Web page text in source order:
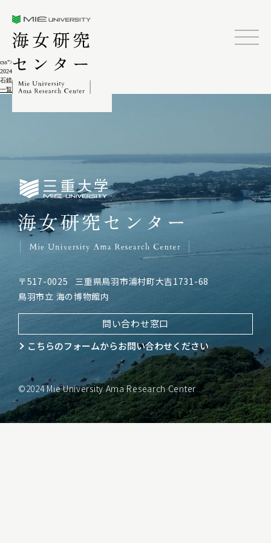
css">
2024.02.04
石鏡かずきおり(潜き下り)5-3
一覧に戻る
三重大学海女研究センター
〒517-0025
三重県鳥羽市浦村町大吉1731-68
鳥羽市立 海の博物館内
問い合わせ窓口
こちらのフォームからお問い合わせください
©2024 Mie University Ama Research Center